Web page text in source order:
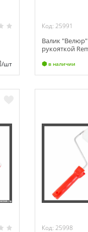
/шт
Код: 25991
Валик
рукояткой
в наличии
Код: 25998